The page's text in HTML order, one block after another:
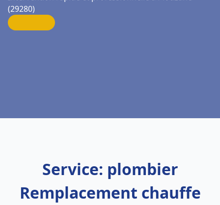
(29280)
Service: plombier
Remplacement chauffe